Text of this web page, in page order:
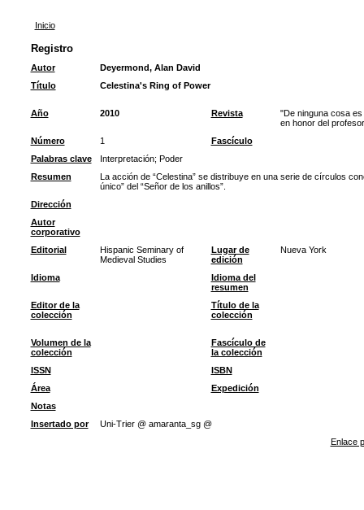
Inicio
Registro
Autor
Deyermond, Alan David
Título
Celestina's Ring of Power
Año 2010 Revista
"De ninguna cosa
en honor del
Número
1
Fascículo
Palabras clave
Interpretación; Poder
Resumen
La acción de “Celestina” se distribuye en una serie de círculos
único” del “Señor de los anillos”.
Dirección
Autor
corporativo
Editorial
Hispanic Seminary of
Medieval Studies
Lugar de
edición
Nueva York
Idioma
Idioma del
resumen
Editor de la
colección
Título de la
colección
Volumen de la
colección
Fascículo de
la colección
ISSN
ISBN
Área
Expedición
Notas
Insertado por
Uni-Trier @ amaranta_sg @
Enlace